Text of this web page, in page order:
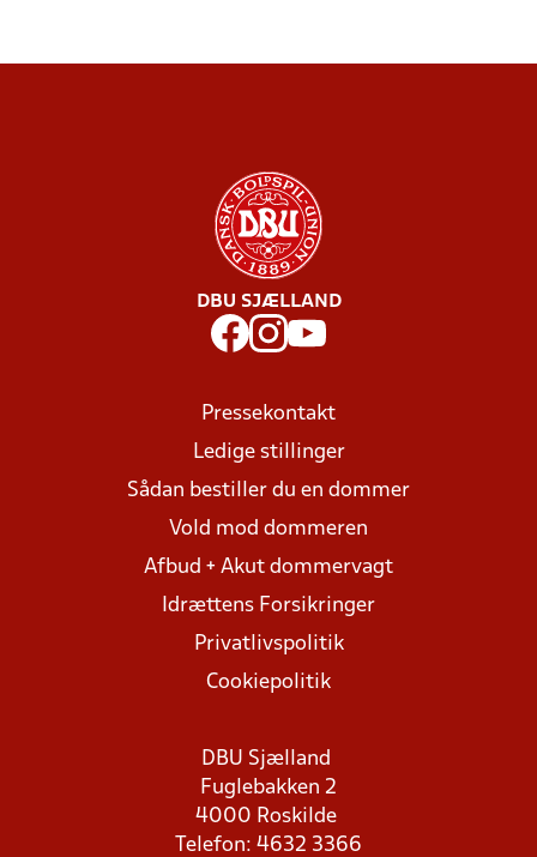
DBU SJÆLLAND
Pressekontakt
Ledige stillinger
Sådan bestiller du en dommer
Vold mod dommeren
Afbud + Akut dommervagt
Idrættens Forsikringer
Privatlivspolitik
Cookiepolitik
DBU Sjælland
Fuglebakken 2
4000 Roskilde
Telefon: 4632 3366